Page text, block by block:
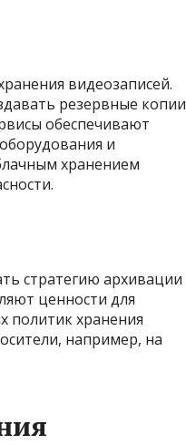
видеозаписей.
резервные копии
обеспечивают
и
хранением
стратегию архивации
ценности для
политик хранения
например, на